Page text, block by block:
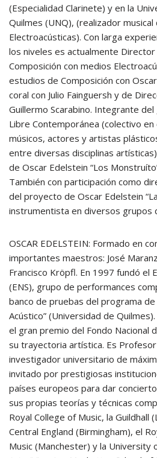
(Especialidad Clarinete) y en la
Quilmes (UNQ), (realizador musical
Electroacústicas). Con larga
los niveles es actualmente Director
Composición con medios
estudios de Composición con
coral con Julio Fainguersh y de
Guillermo Scarabino. Integrante
Libre Contemporánea (colectivo
músicos, actores y artistas
entre diversas disciplinas
de Oscar Edelstein “Los
También con participación como
del proyecto de Oscar Edelstein
instrumentista en diversos grupos
OSCAR EDELSTEIN: Formado en
importantes maestros: José
Francisco Kröpfl. En 1997 fundó el
(ENS), grupo de performances
banco de pruebas del programa
Acústico” (Universidad de
el gran premio del Fondo Nacional
su trayectoria artística. Es
investigador universitario de
invitado por prestigiosas
países europeos para dar
sus propias teorías y técnicas
Royal College of Music, la
Central England (Birmingham), el
Music (Manchester) y la University